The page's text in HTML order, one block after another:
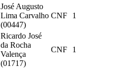
José Augusto
Lima Carvalho
(00447)
CNF 1
Ricardo José
da Rocha
Valença
(01717)
CNF 1